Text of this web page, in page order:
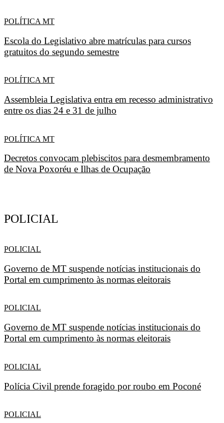
POLÍTICA MT
Escola do Legislativo abre matrículas para cursos
gratuitos do segundo semestre
POLÍTICA MT
Assembleia Legislativa entra em recesso administrativo
entre os dias 24 e 31 de julho
POLÍTICA MT
Decretos convocam plebiscitos para desmembramento
de Nova Poxoréu e Ilhas de Ocupação
POLICIAL
POLICIAL
Governo de MT suspende notícias institucionais do
Portal em cumprimento às normas eleitorais
POLICIAL
Governo de MT suspende notícias institucionais do
Portal em cumprimento às normas eleitorais
POLICIAL
Polícia Civil prende foragido por roubo em Poconé
POLICIAL